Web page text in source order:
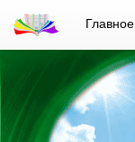
Главное